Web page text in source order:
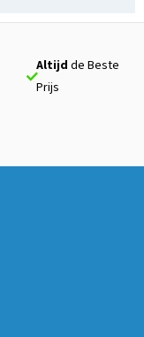
Altijdde Beste
Prijs